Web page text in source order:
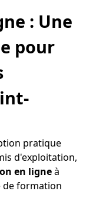
: Une
pour
pratique
d'exploitation,
en ligneà
de formation